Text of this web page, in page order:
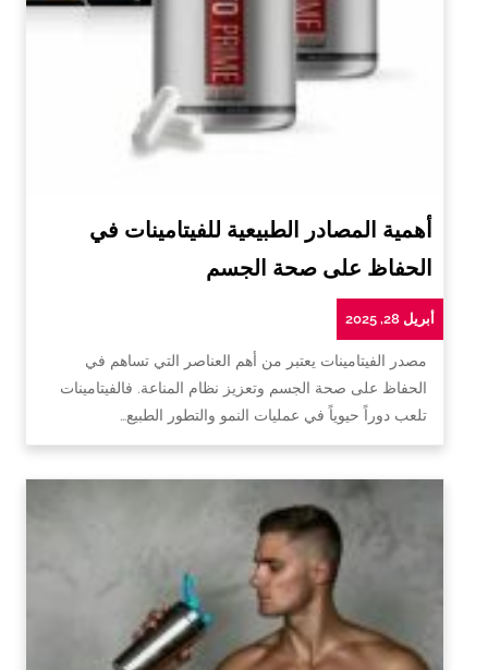
أهمية المصادر الطبيعية للفيتامينات في
الحفاظ على صحة الجسم
أبريل 28, 2025
مصدر الفيتامينات يعتبر من أهم العناصر التي تساهم في
الحفاظ على صحة الجسم وتعزيز نظام المناعة. فالفيتامينات
تلعب دوراً حيوياً في عمليات النمو والتطور الطبيع…